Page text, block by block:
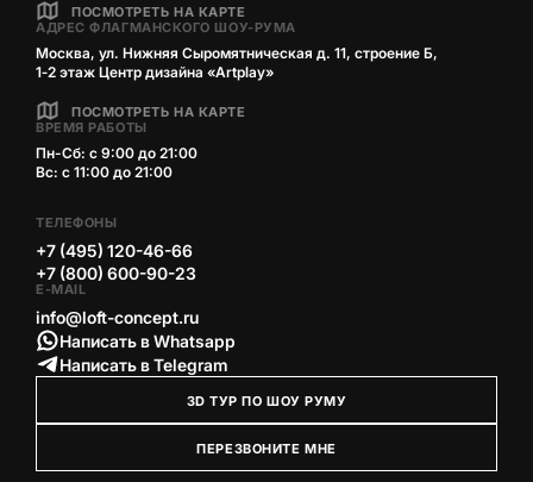
ПОСМОТРЕТЬ НА КАРТЕ
АДРЕС ФЛАГМАНСКОГО ШОУ-РУМА
Москва, ул. Нижняя Сыромятническая д. 11, строение Б,
1‑2 этаж Центр дизайна «Artplay»
ПОСМОТРЕТЬ НА КАРТЕ
ВРЕМЯ РАБОТЫ
Пн-Сб: с 9:00 до 21:00
Вс: с 11:00 до 21:00
ТЕЛЕФОНЫ
+7 (495) 120-46-66
+7 (800) 600-90-23
E-MAIL
info@loft-concept.ru
Написать в Whatsapp
Написать в Telegram
3D ТУР ПО ШОУ РУМУ
ПЕРЕЗВОНИТЕ МНЕ